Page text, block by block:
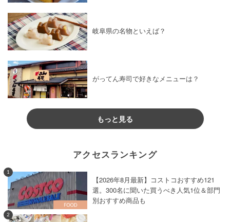
岐阜県の名物といえば？
がってん寿司で好きなメニューは？
もっと見る
アクセスランキング
1
【2026年8月最新】コストコおすすめ121
選。300名に聞いた買うべき人気1位＆部門
別おすすめ商品も
2